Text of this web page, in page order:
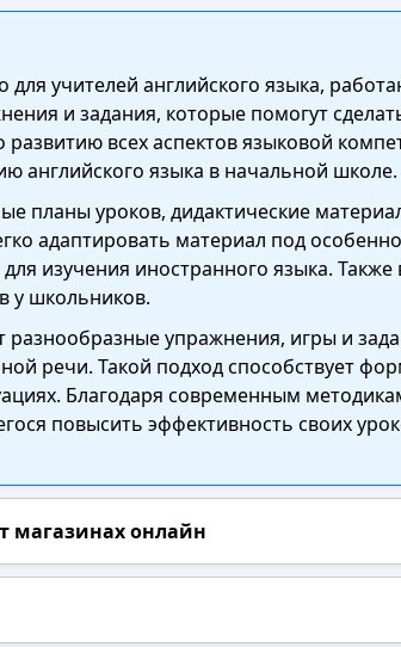
для учителей английского языка,
и задания, которые помогут
всех аспектов языковой
английского языка в начальной школе.
планы уроков, дидактические
адаптировать материал под
изучения иностранного языка.
у школьников.
разнообразные упражнения, игры и
речи. Такой подход способствует
Благодаря современным
повысить эффективность своих
магазинах онлайн